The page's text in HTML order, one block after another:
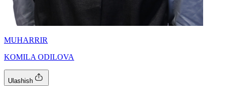
MUHARRIR
KOMILA ODILOVA
Ulashish